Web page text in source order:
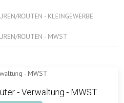
ROUTEN - KLEINGEWERBE
ROUTEN - MWST
- Verwaltung - MWST